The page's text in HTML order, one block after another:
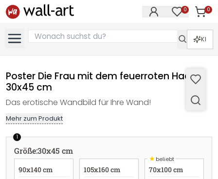
0 0
KI
Poster Die Frau mit dem feuerroten Haar -
30x45 cm
Das erotische Wandbild für Ihre Wand!
Mehr zum Produkt
1
Größe:30x45 cm
90x140 cm 105x160 cm
★beliebt
70x100 cm